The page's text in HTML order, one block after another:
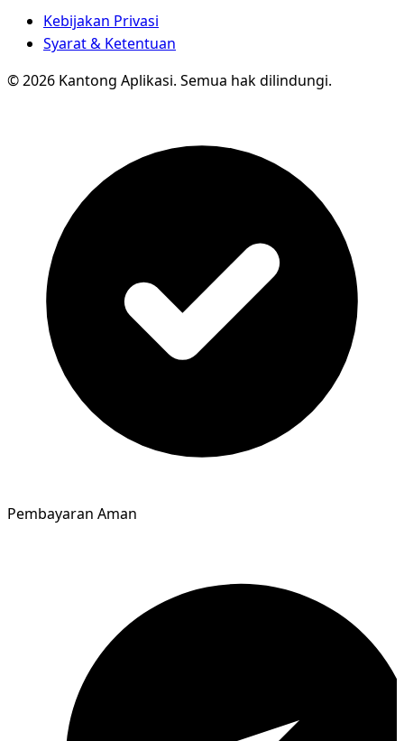
Kebijakan Privasi
Syarat & Ketentuan
© 2026 Kantong Aplikasi. Semua hak dilindungi.
Pembayaran Aman